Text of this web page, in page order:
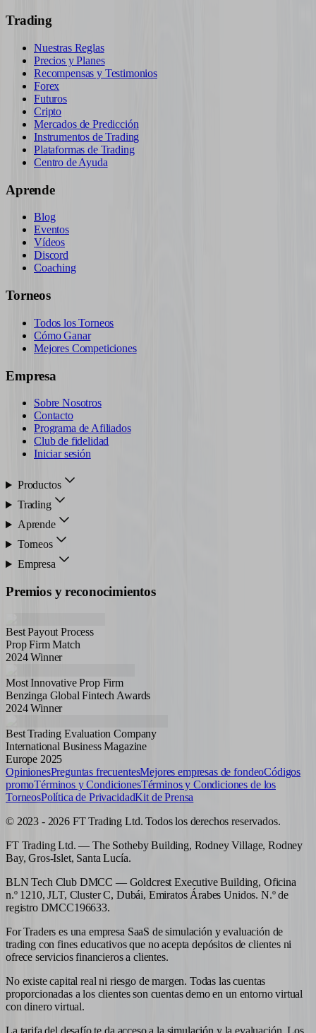
Trading
Nuestras Reglas
Precios y Planes
Recompensas y Testimonios
Forex
Futuros
Cripto
Mercados de Predicción
Instrumentos de Trading
Plataformas de Trading
Centro de Ayuda
Aprende
Blog
Eventos
Vídeos
Discord
Coaching
Torneos
Todos los Torneos
Cómo Ganar
Mejores Competiciones
Empresa
Sobre Nosotros
Contacto
Programa de Afiliados
Club de fidelidad
Iniciar sesión
Productos
Trading
Aprende
Torneos
Empresa
Premios y reconocimientos
Best Payout Process
Prop Firm Match
2024 Winner
Most Innovative Prop Firm
Benzinga Global Fintech Awards
2024 Winner
Best Trading Evaluation Company
International Business Magazine
Europe 2025
OpinionesPreguntas frecuentesMejores empresas de fondeoCódigos
promoTérminos y CondicionesTérminos y Condiciones de los
TorneosPolítica de PrivacidadKit de Prensa
© 2023 - 2026 FT Trading Ltd. Todos los derechos reservados.
FT Trading Ltd. — The Sotheby Building, Rodney Village, Rodney
Bay, Gros-Islet, Santa Lucía.
BLN Tech Club DMCC — Goldcrest Executive Building, Oficina
n.º 1210, JLT, Cluster C, Dubái, Emiratos Árabes Unidos. N.º de
registro DMCC196633.
For Traders es una empresa SaaS de simulación y evaluación de
trading con fines educativos que no acepta depósitos de clientes ni
ofrece servicios financieros a clientes.
No existe capital real ni riesgo de margen. Todas las cuentas
proporcionadas a los clientes son cuentas demo en un entorno virtual
con dinero virtual.
La tarifa del desafío te da acceso a la simulación y la evaluación. Los